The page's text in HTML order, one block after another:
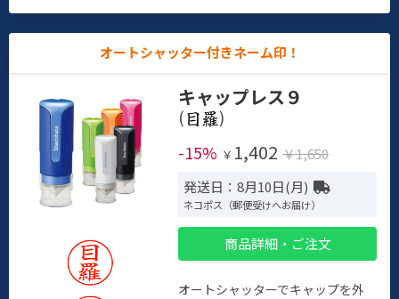
オートシャッター付きネーム印！
キャップレス９
(
)
-15% ￥ 1,402 ￥1,650
発送日：8月10日(月)
ネコポス（郵便受けへお届け）
商品詳細・ご注文
オートシャッターでキャップを外